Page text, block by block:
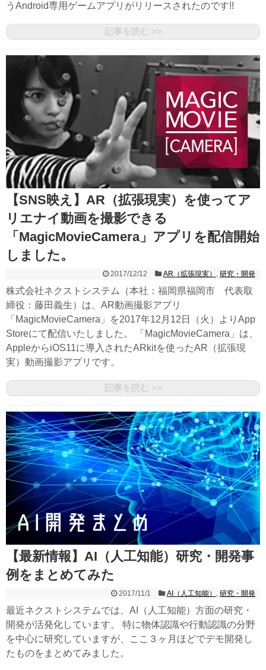
うAndroid専用ゲームアプリがリリースされたのです!!
記事を読む >>
【SNS映え】AR（拡張現実）を使ってア
リエナイ動画を撮影できる
「MagicMovieCamera」アプリを配信開始
しました。
2017/12/12 AR（拡張現実） 研究・開発
株式会社ネクストシステム（本社：福岡県福岡市 代表取
締役：藤田義生）は、AR動画撮影アプリ
「MagicMovieCamera」を2017年12月12日（火）よりApp
Storeにて配信いたしました。 「MagicMovieCamera」は、
AppleからiOS11に導入されたARkitを使ったAR（拡張現
実）動画撮影アプリです。
記事を読む >>
【最新情報】AI（人工知能）研究・開発事
例をまとめてみた
2017/11/1 AI（人工知能） 研究・開発
最近ネクストシステムでは、AI（人工知能）方面の研究・
開発が活発化しています。 特に物体認識や行動認識の分野
を中心に研究していますが、ここ３ヶ月ほどでデモ開発し
たものをまとめてみました。